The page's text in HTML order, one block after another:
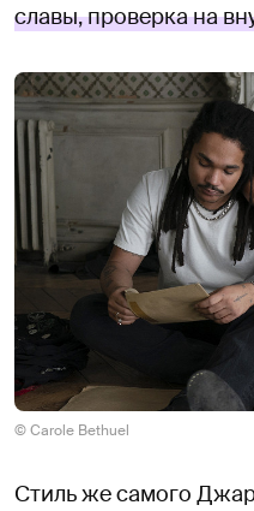
славы, проверка на
© Carole Bethuel
Стиль же самого